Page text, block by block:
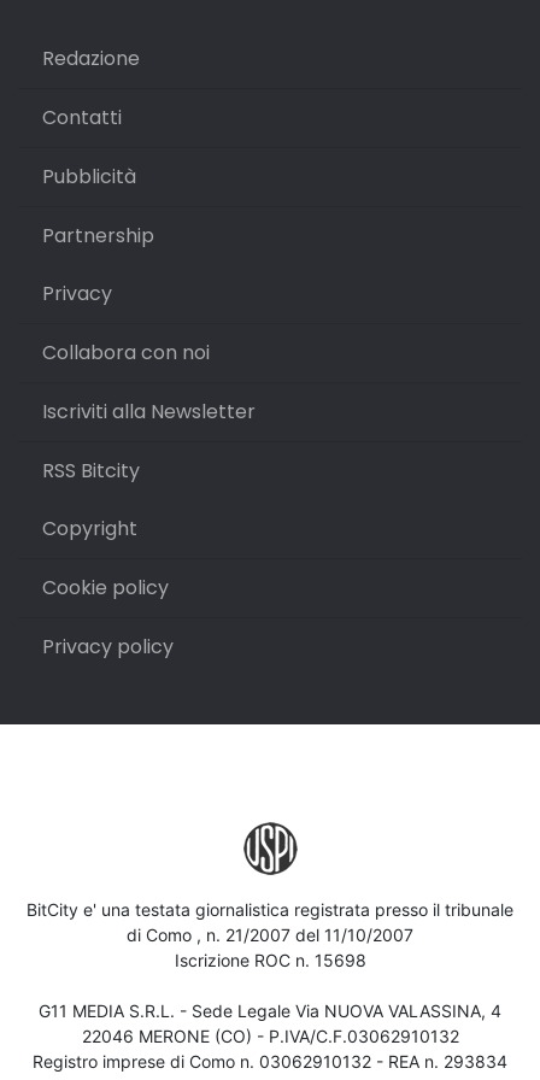
Redazione
Contatti
Pubblicità
Partnership
Privacy
Collabora con noi
Iscriviti alla Newsletter
RSS Bitcity
Copyright
Cookie policy
Privacy policy
BitCity e' una testata giornalistica registrata presso il tribunale
di Como , n. 21/2007 del 11/10/2007
Iscrizione ROC n. 15698
G11 MEDIA S.R.L. - Sede Legale Via NUOVA VALASSINA, 4
22046 MERONE (CO) - P.IVA/C.F.03062910132
Registro imprese di Como n. 03062910132 - REA n. 293834